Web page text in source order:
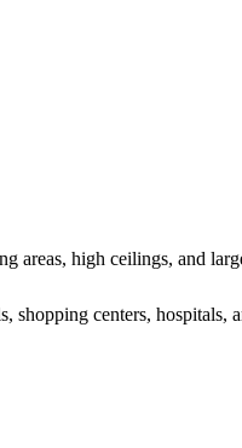
areas, high ceilings, and
centers, hospitals,